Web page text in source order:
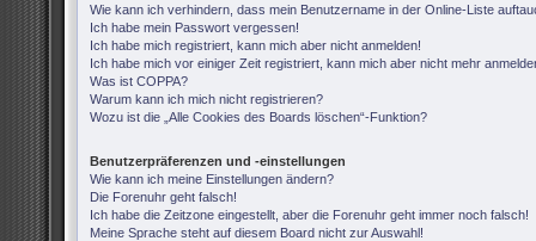
Wie kann ich verhindern, dass mein Benutzername in der Online-Liste
Ich habe mein Passwort vergessen!
Ich habe mich registriert, kann mich aber nicht anmelden!
Ich habe mich vor einiger Zeit registriert, kann mich aber nicht mehr
Was ist COPPA?
Warum kann ich mich nicht registrieren?
Wozu ist die „Alle Cookies des Boards löschen“-Funktion?
Benutzerpräferenzen und -einstellungen
Wie kann ich meine Einstellungen ändern?
Die Forenuhr geht falsch!
Ich habe die Zeitzone eingestellt, aber die Forenuhr geht immer noch falsch!
Meine Sprache steht auf diesem Board nicht zur Auswahl!